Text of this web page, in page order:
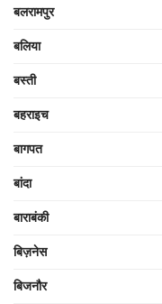
बलरामपुर
बलिया
बस्ती
बहराइच
बागपत
बांदा
बाराबंकी
बिज़नेस
बिजनौर